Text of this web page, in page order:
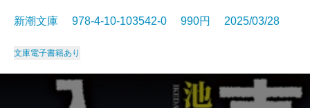
新潮文庫 978-4-10-103542-0 990円 2025/03/28
文庫電子書籍あり